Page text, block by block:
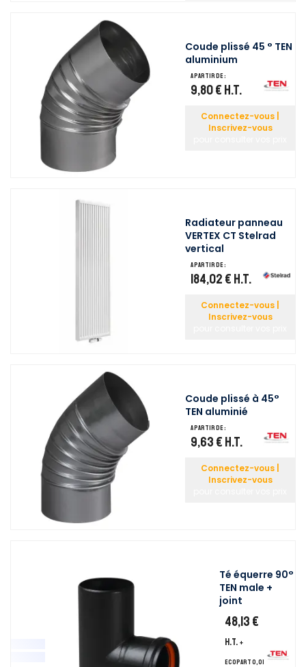
Coude plissé 45 ° TEN
aluminium
A partir de :
9,80 € H.T.
Connectez-vous |
Inscrivez-vous
Radiateur panneau
VERTEX CT Stelrad
vertical
A partir de :
184,02 € H.T.
Connectez-vous |
Inscrivez-vous
Coude plissé à 45°
TEN aluminié
A partir de :
9,63 € H.T.
Connectez-vous |
Inscrivez-vous
Té équerre 90°
TEN male +
joint
48,13 €
H.T. +
ecopart 0,01